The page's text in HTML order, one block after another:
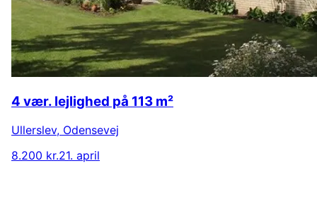
4 vær. lejlighed på 113 m²
Ullerslev, Odensevej
8.200 kr.21. april